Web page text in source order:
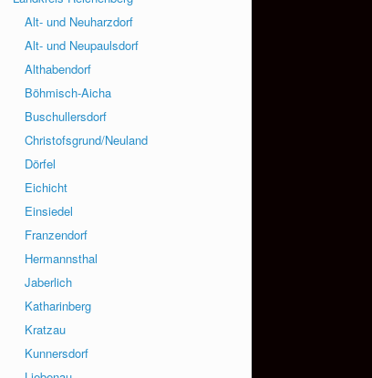
Alt- und Neuharzdorf
Alt- und Neupaulsdorf
Althabendorf
Böhmisch-Aicha
Buschullersdorf
Christofsgrund/Neuland
Dörfel
Eichicht
Einsiedel
Franzendorf
Hermannsthal
Jaberlich
Katharinberg
Kratzau
Kunnersdorf